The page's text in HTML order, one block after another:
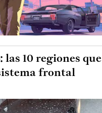
10 regiones que
frontal